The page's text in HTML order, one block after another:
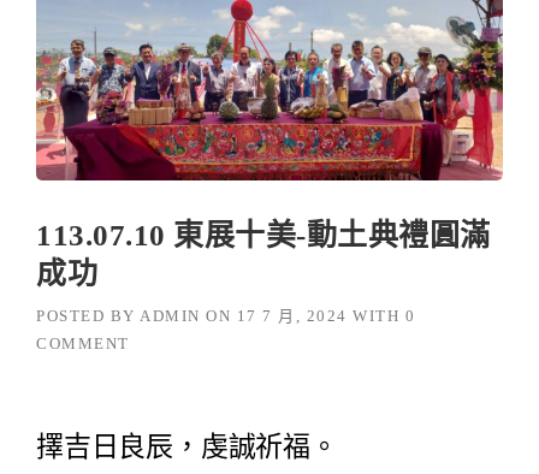
113.07.10 東展十美-動土典禮圓滿
成功
POSTED BY ADMIN ON 17 7 月, 2024 WITH 0
COMMENT
擇吉日良辰，虔誠祈福。